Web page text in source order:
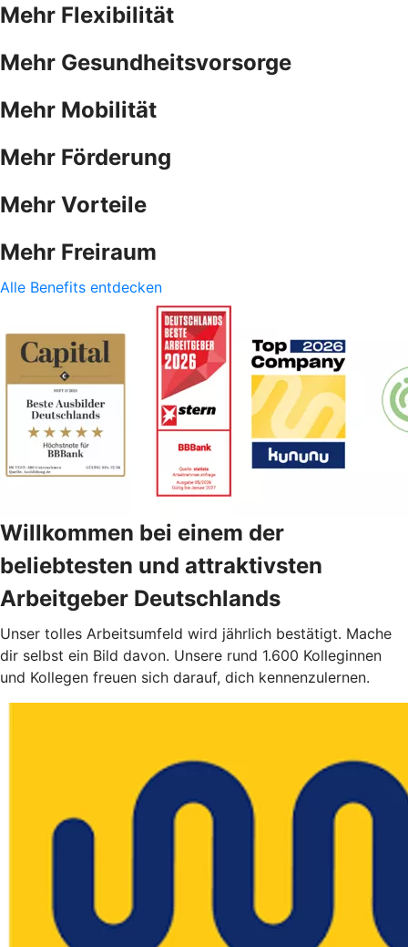
Mehr Flexibilität
Mehr Gesundheitsvorsorge
Mehr Mobilität
Mehr Förderung
Mehr Vorteile
Mehr Freiraum
Alle Benefits entdecken
Willkommen bei einem der
beliebtesten und attraktivsten
Arbeitgeber Deutschlands
Unser tolles Arbeitsumfeld wird jährlich bestätigt. Mache
dir selbst ein Bild davon. Unsere rund 1.600 Kolleginnen
und Kollegen freuen sich darauf, dich kennenzulernen.